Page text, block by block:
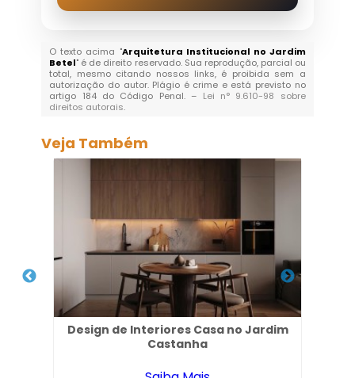
O texto acima "Arquitetura Institucional no Jardim
Betel" é de direito reservado. Sua reprodução, parcial ou
total, mesmo citando nossos links, é proibida sem a
autorização do autor. Plágio é crime e está previsto no
artigo 184 do Código Penal. – Lei n° 9.610-98 sobre
direitos autorais.
Veja Também
Design de Interiores Casa no Jardim
Castanha